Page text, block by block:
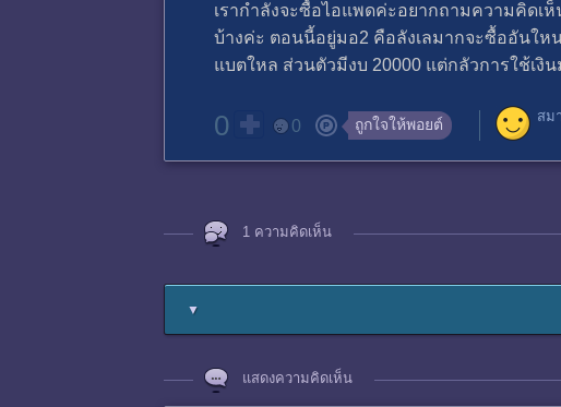
เรากำลังจะซื้อไอแพดค่ะ​อยากถามความคิดเ
บ้างค่ะ​ ตอนนี้​อยู่มอ2 คือลังเลมากจะซื้ออันใ
แบตใหล ส่วนตัวมีงบ​ 20000 แต่กลัวการใช้เงิ
0 0 ถูกใจให้พอยต์ สม
1 ความคิดเห็น
▼
แสดงความคิดเห็น